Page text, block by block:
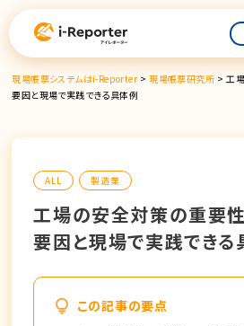
容
現場帳票システムはi-Reporter >現場帳票研究所 >工
要因と現場で実践できる具体例
ALL 製造業
工場の安全対策の重要
要因と現場で実践できる
この記事の要点